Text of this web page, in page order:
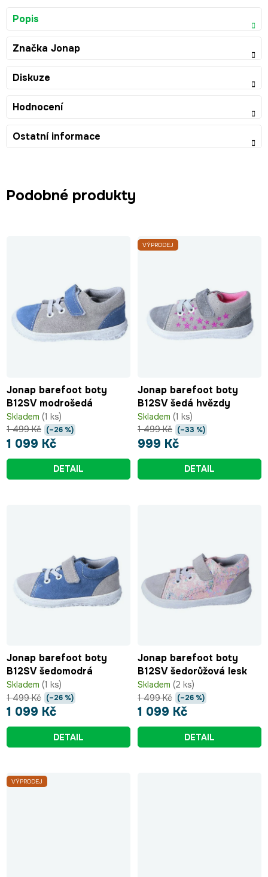
Popis
Značka Jonap
Diskuze
Hodnocení
Ostatní informace
Podobné produkty
Jonap barefoot boty
B12SV modrošedá
Skladem (1 ks)
1 099 Kč
1 499 Kč (–26 %)
DETAIL
VÝPRODEJ
Jonap barefoot boty
B12SV šedá hvězdy
Skladem (1 ks)
999 Kč
1 499 Kč (–33 %)
DETAIL
Jonap barefoot boty
B12SV šedomodrá
Skladem (1 ks)
1 099 Kč
1 499 Kč (–26 %)
DETAIL
Jonap barefoot boty
B12SV šedorůžová lesk
Skladem (2 ks)
1 099 Kč
1 499 Kč (–26 %)
DETAIL
VÝPRODEJ